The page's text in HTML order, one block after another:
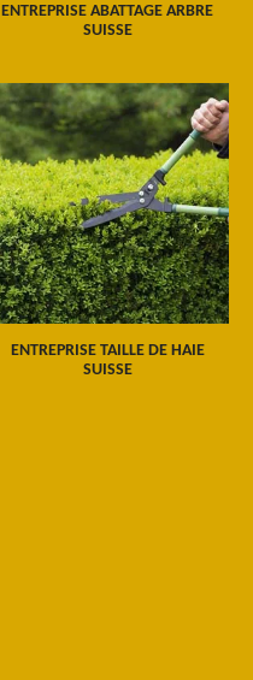
ENTREPRISE ABATTAGE ARBRE
SUISSE
ENTREPRISE TAILLE DE HAIE
SUISSE